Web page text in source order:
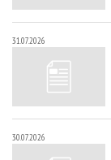
31.07.2026
30.07.2026